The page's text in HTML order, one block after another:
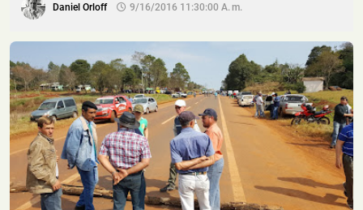
Daniel Orloff 9/16/2016 11:30:00 A. M.